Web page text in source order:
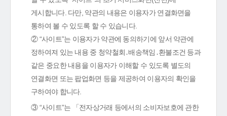
게시합니다. 다만, 약관의 내용은 이용자가 연결화면을
통하여 볼 수 있도록 할 수 있습니다.
② “사이트”는 이용자가 약관에 동의하기에 앞서 약관에
정하여져 있는 내용 중 청약철회․배송책임․환불조건 등과
같은 중요한 내용을 이용자가 이해할 수 있도록 별도의
연결화면 또는 팝업화면 등을 제공하여 이용자의 확인을
구하여야 합니다.
③ “사이트”는 「전자상거래 등에서의 소비자보호에 관한